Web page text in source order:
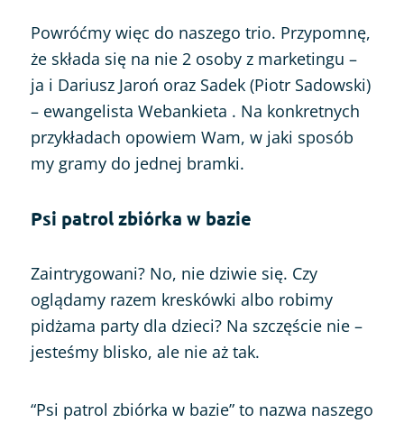
Powróćmy więc do naszego trio. Przypomnę,
że składa się na nie 2 osoby z marketingu –
ja i Dariusz Jaroń oraz Sadek (Piotr Sadowski)
– ewangelista Webankieta . Na konkretnych
przykładach opowiem Wam, w jaki sposób
my gramy do jednej bramki.
Psi patrol zbiórka w bazie
Zaintrygowani? No, nie dziwie się. Czy
oglądamy razem kreskówki albo robimy
pidżama party dla dzieci? Na szczęście nie –
jesteśmy blisko, ale nie aż tak.
“Psi patrol zbiórka w bazie” to nazwa naszego